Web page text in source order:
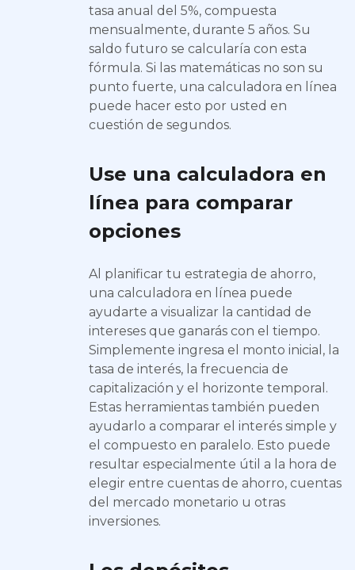
tasa anual del 5%, compuesta
mensualmente, durante 5 años. Su
saldo futuro se calcularía con esta
fórmula. Si las matemáticas no son su
punto fuerte, una calculadora en línea
puede hacer esto por usted en
cuestión de segundos.
Use una calculadora en
línea para comparar
opciones
Al planificar tu estrategia de ahorro,
una calculadora en línea puede
ayudarte a visualizar la cantidad de
intereses que ganarás con el tiempo.
Simplemente ingresa el monto inicial, la
tasa de interés, la frecuencia de
capitalización y el horizonte temporal.
Estas herramientas también pueden
ayudarlo a comparar el interés simple y
el compuesto en paralelo. Esto puede
resultar especialmente útil a la hora de
elegir entre cuentas de ahorro, cuentas
del mercado monetario u otras
inversiones.